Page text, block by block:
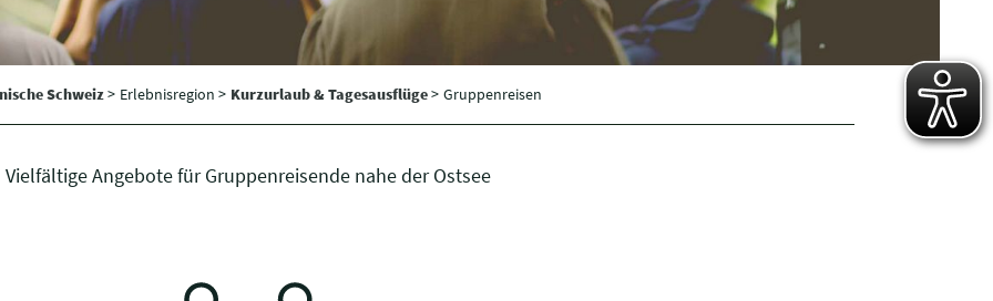
Schweiz> Erlebnisregion > Kurzurlaub & Tagesausflüge> Gruppenreisen
Vielfältige Angebote für Gruppenreisende nahe der Ostsee